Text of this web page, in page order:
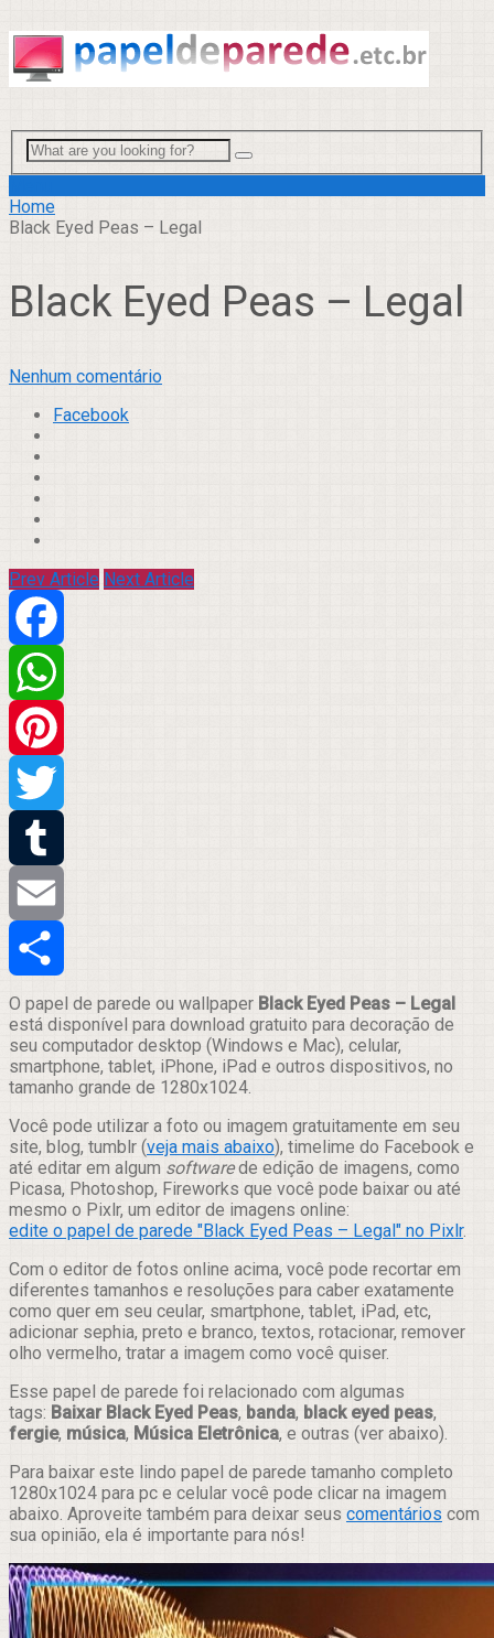
Home
Black Eyed Peas – Legal
Black Eyed Peas – Legal
Nenhum comentário
Facebook
Prev Article Next Article
Facebook
WhatsApp
Pinterest
Twitter
Tumblr
Email
Compartilhar
O papel de parede ou wallpaper Black Eyed Peas – Legal
está disponível para download gratuito para decoração de
seu computador desktop (Windows e Mac), celular,
smartphone, tablet, iPhone, iPad e outros dispositivos, no
tamanho grande de 1280x1024.
Você pode utilizar a foto ou imagem gratuitamente em seu
site, blog, tumblr (veja mais abaixo), timelime do Facebook e
até editar em algum softwarede edição de imagens, como
Picasa, Photoshop, Fireworks que você pode baixar ou até
mesmo o Pixlr, um editor de imagens online:
edite o papel de parede "Black Eyed Peas – Legal" no Pixlr.
Com o editor de fotos online acima, você pode recortar em
diferentes tamanhos e resoluções para caber exatamente
como quer em seu ceular, smartphone, tablet, iPad, etc,
adicionar sephia, preto e branco, textos, rotacionar, remover
olho vermelho, tratar a imagem como você quiser.
Esse papel de parede foi relacionado com algumas
tags: Baixar Black Eyed Peas, banda, black eyed peas,
fergie, música, Música Eletrônica, e outras (ver abaixo).
Para baixar este lindo papel de parede tamanho completo
1280x1024 para pc e celular você pode clicar na imagem
abaixo. Aproveite também para deixar seus comentários com
sua opinião, ela é importante para nós!